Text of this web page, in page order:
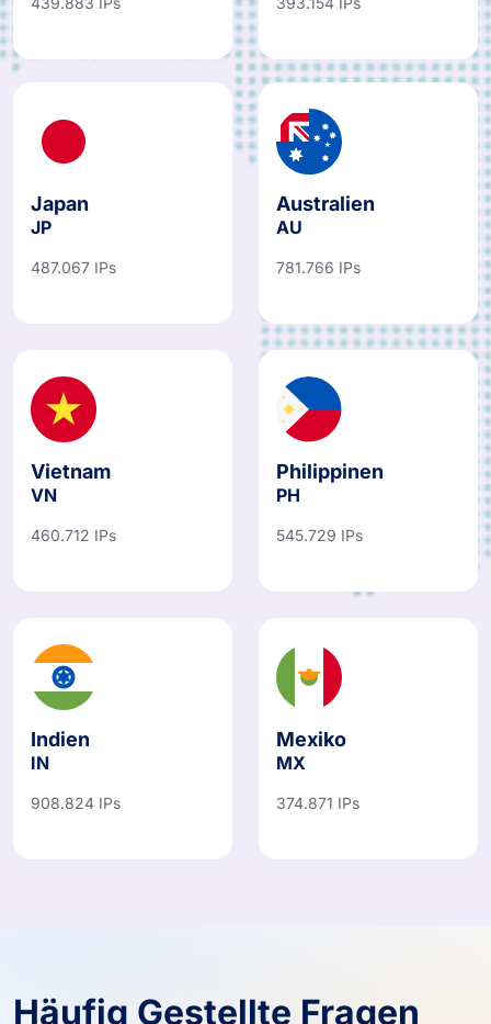
Japan
JP
Australien
AU
Vietnam
VN
Philippinen
PH
Indien
IN
Mexiko
MX